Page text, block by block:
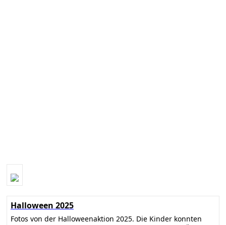
Halloween 2025
Fotos von der Halloweenaktion 2025. Die Kinder konnten